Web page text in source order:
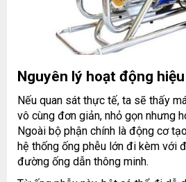
Nguyên lý hoạt động
Nếu quan sát thực tế, ta sẽ thấy
vô cùng đơn giản, nhỏ gọn nhưng
Ngoài bộ phận chính là động cơ
hệ thống ống phễu lớn đi kèm với
đường ống dẫn thông minh.